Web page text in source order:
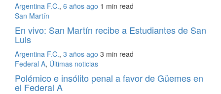
Argentina F.C., 6 años ago 1 min read
San Martín
En vivo: San Martín recibe a Estudiantes de San
Luis
Argentina F.C., 3 años ago 3 min read
Federal A, Últimas noticias
Polémico e insólito penal a favor de Güemes en
el Federal A